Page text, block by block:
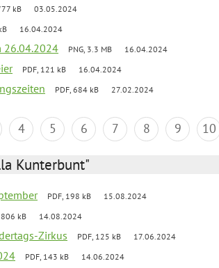
kB 03.05.2024
16.04.2024
26.04.2024 PNG, 3.3 MB 16.04.2024
PDF, 121 kB 16.04.2024
PDF, 684 kB 27.02.2024
4 5 6 7 8 9 10
Kunterbunt"
PDF, 198 kB 15.08.2024
806 kB 14.08.2024
Zirkus PDF, 125 kB 17.06.2024
PDF, 143 kB 14.06.2024